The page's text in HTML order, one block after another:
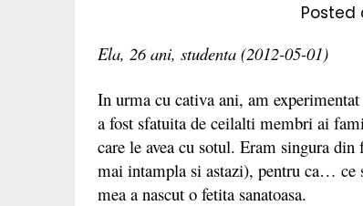
Posted
Ela, 26 ani, studenta (2012-05-01)
In urma cu cativa ani, am
a fost sfatuita de ceilalti membri ai
care le avea cu sotul. Eram singura
mai intampla si astazi), pentru ca… ce
mea a nascut o fetita sanatoasa.